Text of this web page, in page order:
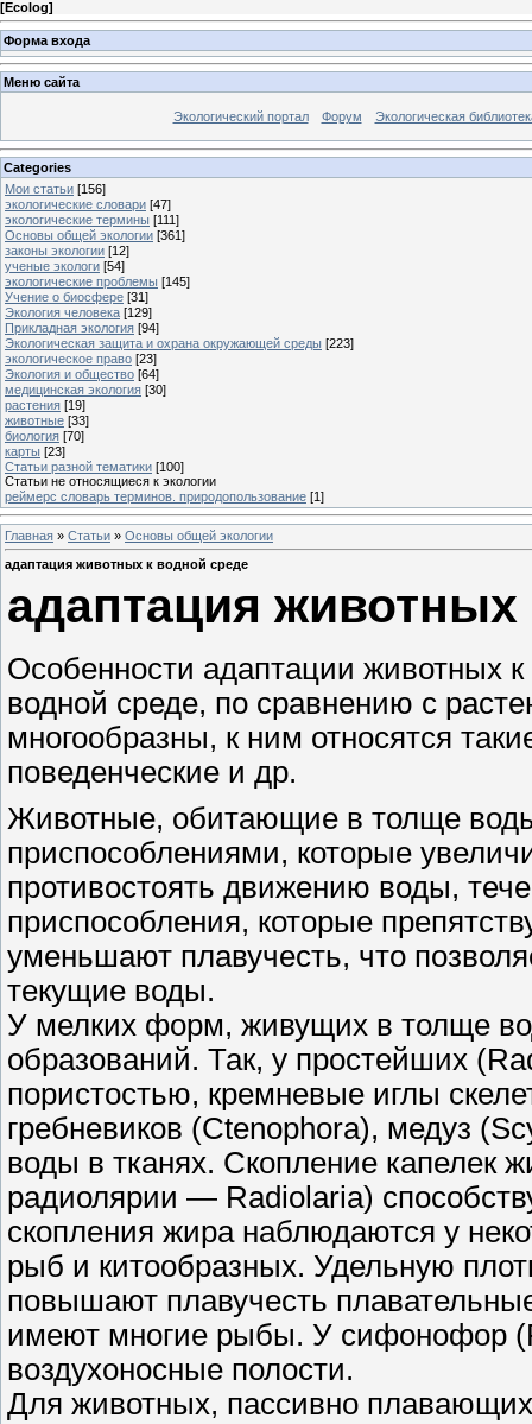
[Ecolog]
Форма входа
Меню сайта
Экологический портал Форум Экологическая
Categories
Мои статьи [156]
экологические словари [47]
экологические термины [111]
Основы общей экологии [361]
законы экологии [12]
ученые экологи [54]
экологические проблемы [145]
Учение о биосфере [31]
Экология человека [129]
Прикладная экология [94]
Экологическая защита и охрана окружающей среды [223]
экологическое право [23]
Экология и общество [64]
медицинская экология [30]
растения [19]
животные [33]
биология [70]
карты [23]
Статьи разной тематики [100]
Статьи не относящиеся к экологии
реймерс словарь терминов. природопользование [1]
Главная » Статьи » Основы общей экологии
адаптация животных к водной среде
адаптация
Особенности адаптации животных
водной среде, по сравнению с
многообразны, к ним относятся
поведенческие и др.
Животные, обитающие в толще
приспособлениями, которые
противостоять движению воды,
приспособления, которые
уменьшают плавучесть, что
текущие воды.
У мелких форм, живущих в толще
образований. Так, у простейших
пористостью, кремневые иглы
гребневиков (Ctenophora), медуз
воды в тканях. Скопление капелек
радиолярии — Radiolaria)
скопления жира наблюдаются у
рыб и китообразных. Удельную
повышают плавучесть
имеют многие рыбы. У сифонофор
воздухоносные полости.
Для животных, пассивно